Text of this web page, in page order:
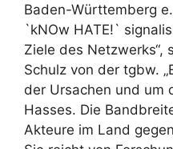
Baden-Württemberg
`kNOw HATE!`
Ziele des Netzwerks“,
Schulz von der tgbw.
der Ursachen und um
Hasses. Die
Akteure im Land